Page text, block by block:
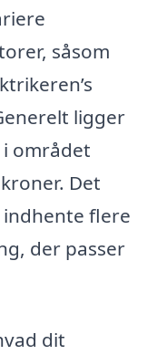
såsom
ligger
området
Det
flere
der passer
dit